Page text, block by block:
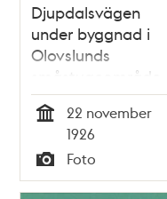
Djupdalsvägen
under byggnad i
Olovslunds
småstugeområde.
bakgrunden
Olovsberg
22 november
1926
Typ
Foto